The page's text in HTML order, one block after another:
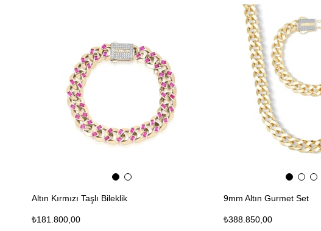
Altın Kırmızı Taşlı Bileklik
₺181.800,00
9mm Altın Gurmet Set
₺388.850,00